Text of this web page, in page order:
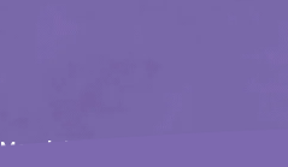
Mondelez International